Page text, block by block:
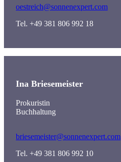
oestreich@sonnenexpert.com
Tel. +49 381 806 992 18
Ina Briesemeister
Prokuristin
Buchhaltung
briesemeister@sonnenexpert.com
Tel. +49 381 806 992 10